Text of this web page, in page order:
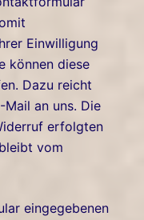
Einwilligung
können diese
Dazu reicht
an uns. Die
erfolgten
vom
eingegebenen